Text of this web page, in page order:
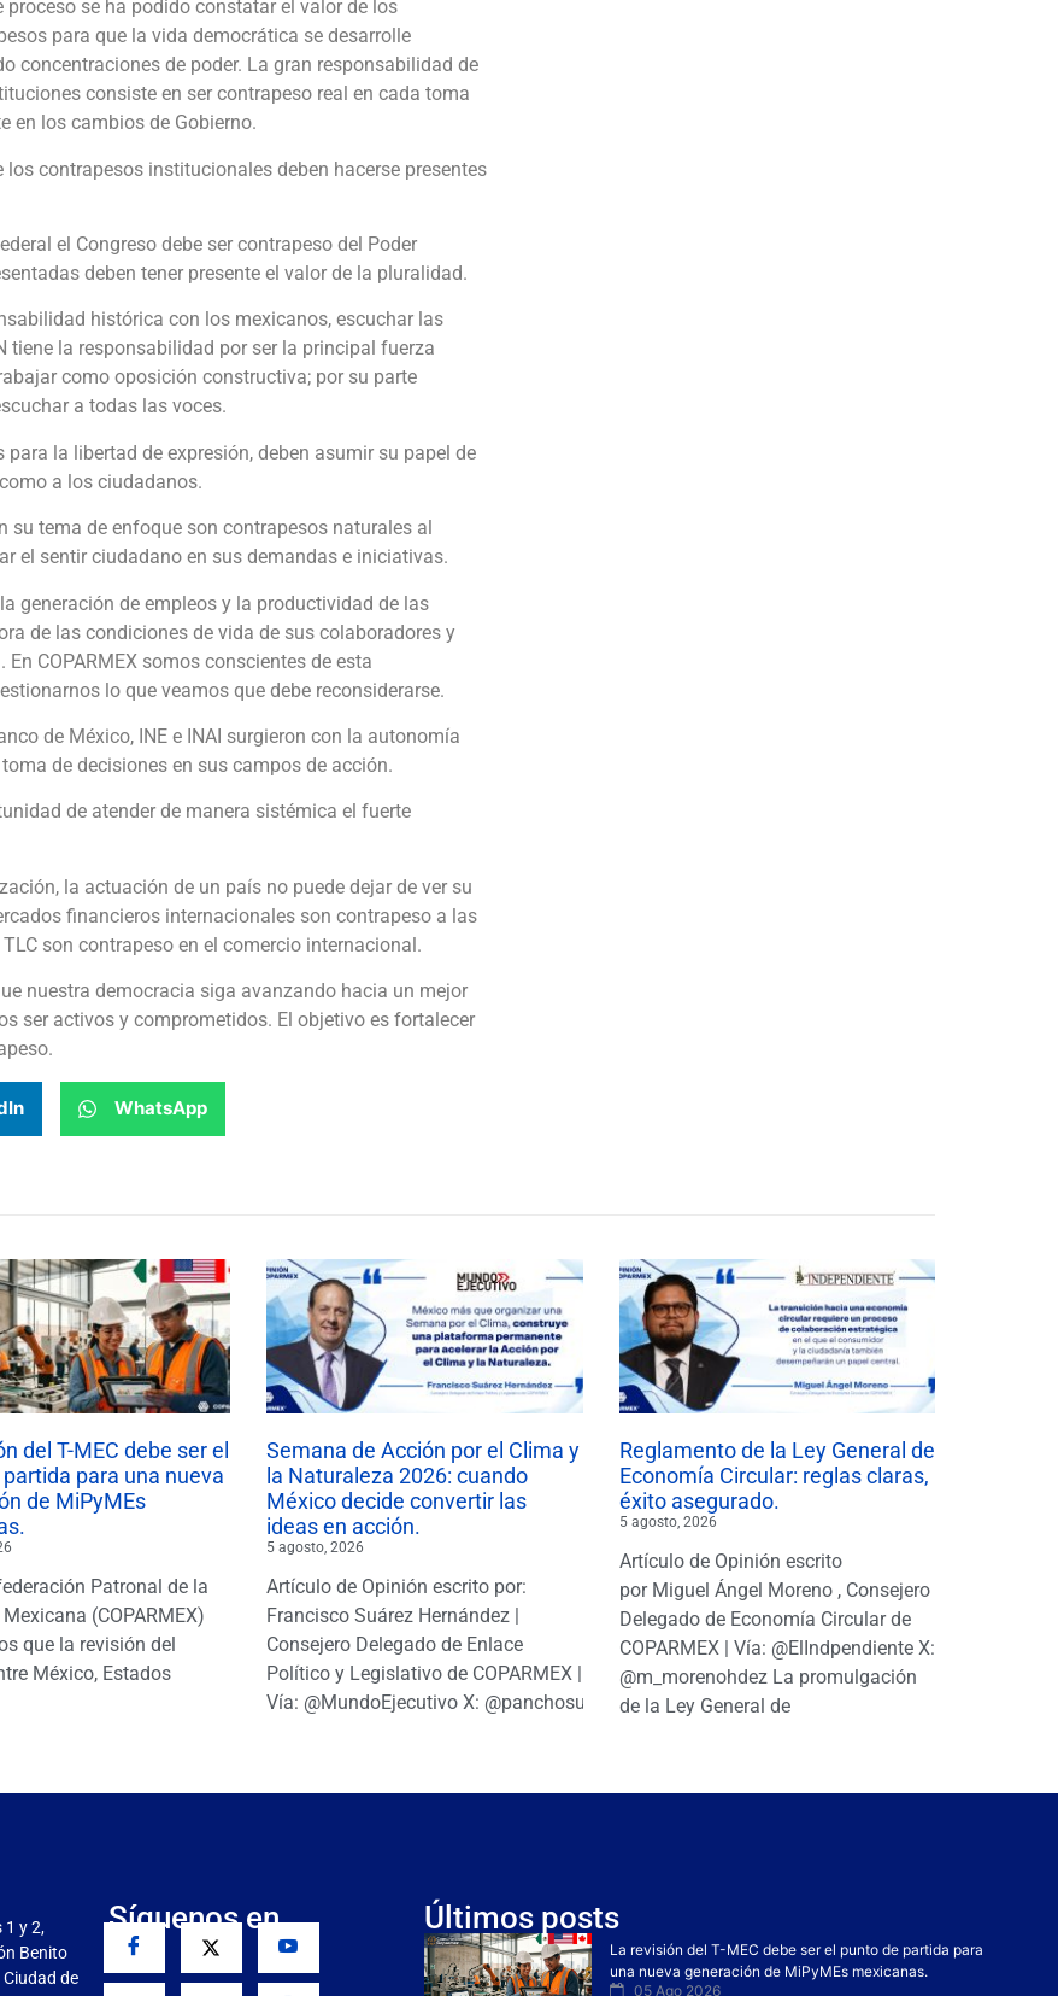
proceso se ha podido constatar el valor de los
para que la vida democrática se desarrolle
concentraciones de poder. La gran responsabilidad de
consiste en ser contrapeso real en cada toma
en los cambios de Gobierno.
contrapesos institucionales deben hacerse presentes
el Congreso debe ser contrapeso del Poder
deben tener presente el valor de la pluralidad.
histórica con los mexicanos, escuchar las
tiene la responsabilidad por ser la principal fuerza
como oposición constructiva; por su parte
a todas las voces.
la libertad de expresión, deben asumir su papel de
a los ciudadanos.
tema de enfoque son contrapesos naturales al
el sentir ciudadano en sus demandas e iniciativas.
generación de empleos y la productividad de las
de las condiciones de vida de sus colaboradores y
COPARMEX somos conscientes de esta
lo que veamos que debe reconsiderarse.
de México, INE e INAI surgieron con la autonomía
de decisiones en sus campos de acción.
de atender de manera sistémica el fuerte
la actuación de un país no puede dejar de ver su
financieros internacionales son contrapeso a las
son contrapeso en el comercio internacional.
nuestra democracia siga avanzando hacia un mejor
ser activos y comprometidos. El objetivo es fortalecer
WhatsApp
del T-MEC debe ser el
para una nueva
de MiPyMEs
Patronal de la
(COPARMEX)
que la revisión del
México, Estados
Semana de Acción por el Clima y
la Naturaleza 2026: cuando
México decide convertir las
ideas en acción.
5 agosto, 2026
Artículo de Opinión escrito por:
Francisco Suárez Hernández |
Consejero Delegado de Enlace
Político y Legislativo de COPARMEX |
Vía: @MundoEjecutivo X: @panchosuarezh
Reglamento de la Ley General de
Economía Circular: reglas claras,
éxito asegurado.
5 agosto, 2026
Artículo de Opinión escrito
por Miguel Ángel Moreno , Consejero
Delegado de Economía Circular de
COPARMEX | Vía: @ElIndpendiente X:
@m_morenohdez La promulgación
de la Ley General de
1 y 2,
Benito
de
Síguenos en Últimos posts
La revisión del T-MEC debe ser el punto de partida para
una nueva generación de MiPyMEs mexicanas.
05 Ago 2026